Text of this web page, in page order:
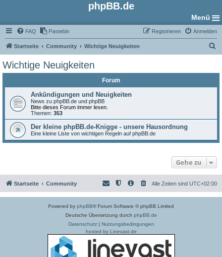
phpBB.de
Menü
FAQ Pastebin Anmelden
Registrieren
Startseite Community Wichtige Neuigkeiten
Wichtige Neuigkeiten
Forum
Ankündigungen und Neuigkeiten
News zu phpBB.de und phpBB
Bitte dieses Forum immer lesen.
Themen: 353
Der kleine phpBB.de-Knigge - unsere Hausordnung
Eine kleine Liste von wichtigen Regeln auf phpBB.de
Gehe zu
Startseite Community Alle Zeiten sind UTC+02:00
Powered by phpBB® Forum Software © phpBB Limited
Deutsche Übersetzung durch phpBB.de
Datenschutz| Nutzungsbedingungen
hosted by Linevast.de